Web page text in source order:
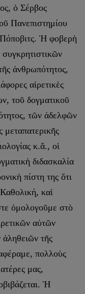
ὁ Σέρβος
Πανεπιστημίου
Πόποβιτς. Ἡ φοβερὴ
ἀνθρωπότητος,
αἱρετικὲς
τοῦ δογματικοῦ
τῶν ἀδελφῶν
κ.ἄ., οἱ
διδασκαλία
πίστη της ὅτι
καὶ
ὁμολογοῦμε στὸ
αὐτῶν
τῆς
πολλοὺς
μας,
Ἡ